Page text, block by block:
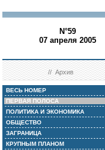
N°59
07 апреля 2005
//Архив
ВЕСЬ НОМЕР
ПЕРВАЯ ПОЛОСА
ПОЛИТИКА И ЭКОНОМИКА
ОБЩЕСТВО
ЗАГРАНИЦА
КРУПНЫМ ПЛАНОМ